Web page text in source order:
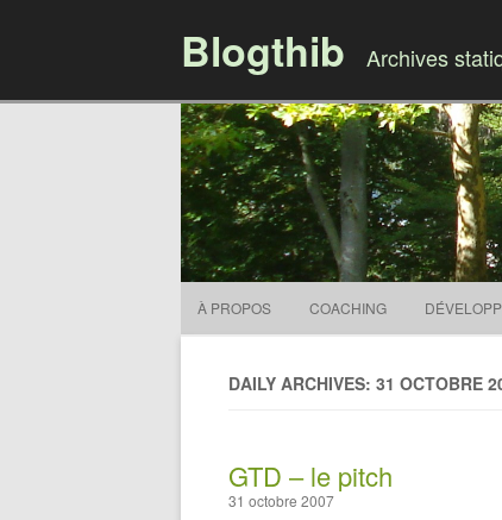
Blogthib Archives
À PROPOS COACHING
DAILY ARCHIVES: 31 OCTOBRE
GTD – le pitch
31 octobre 2007